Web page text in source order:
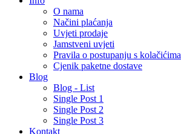
O nama
Načini plaćanja
Uvjeti prodaje
Jamstveni uvjeti
Pravila o postupanju s kolačićima
Cjenik paketne dostave
Blog
Blog - List
Single Post 1
Single Post 2
Single Post 3
Kontakt